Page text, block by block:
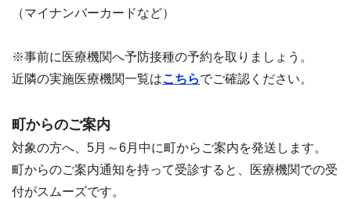
（マイナンバーカードなど）
※事前に医療機関へ予防接種の予約を取りましょう。
近隣の実施医療機関一覧はこちらでご確認ください。
町からのご案内
対象の方へ、5月～6月中に町からご案内を発送します。
町からのご案内通知を持って受診すると、医療機関での受
付がスムーズです。